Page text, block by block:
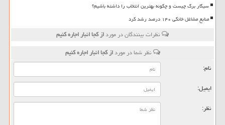
سیگار برگ چیست و چگونه بهترین انتخاب را داشته باشیم؟
منابع مشاغل خانگی ۱۴۰ درصد رشد کرد
نظرات بینندگان در مورداز كجا انبار اجاره كنیم
نظر شما در مورداز كجا انبار اجاره كنیم
نام:
ایمیل:
نظر: